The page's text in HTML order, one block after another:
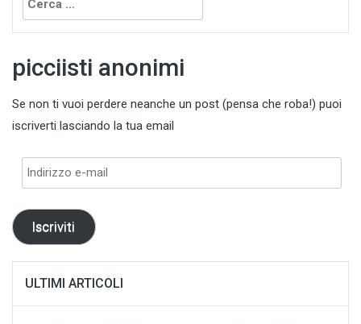
per:
picciisti anonimi
Se non ti vuoi perdere neanche un post (pensa che roba!) puoi
iscriverti lasciando la tua email
Indirizzo
Iscriviti
ULTIMI ARTICOLI